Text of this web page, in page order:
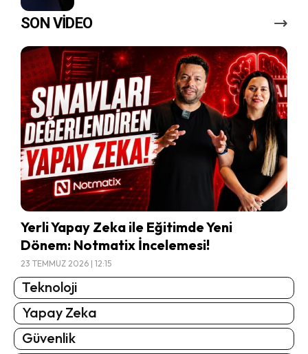
SON VİDEO
Yerli Yapay Zeka ile Eğitimde Yeni
Dönem: Notmatix İncelemesi!
23 TEMMUZ 2026 | 12:15
Teknoloji
Yapay Zeka
Güvenlik